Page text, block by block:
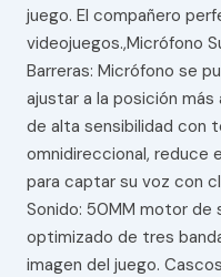
juego. El compañero
videojuegos.,Micrófono
Barreras: Micrófono se
ajustar a la posición
de alta sensibilidad con
omnidireccional, reduce
para captar su voz con
Sonido: 50MM motor de
optimizado de tres
imagen del juego.